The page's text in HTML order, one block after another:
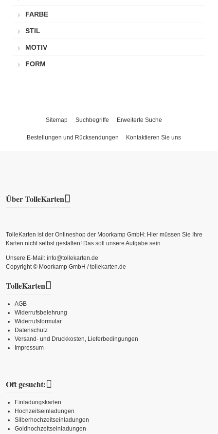
FARBE
STIL
MOTIV
FORM
Sitemap Suchbegriffe Erweiterte Suche
Bestellungen und Rücksendungen Kontaktieren Sie uns
Über TolleKarten
TolleKarten ist der Onlineshop der Moorkamp GmbH: Hier müssen Sie Ihre
Karten nicht selbst gestalten! Das soll unsere Aufgabe sein.
Unsere E-Mail: info@tollekarten.de
Copyright © Moorkamp GmbH / tollekarten.de
TolleKarten
AGB
Widerrufsbelehrung
Widerrufsformular
Datenschutz
Versand- und Druckkosten, Lieferbedingungen
Impressum
Oft gesucht:
Einladungskarten
Hochzeitseinladungen
Silberhochzeitseinladungen
Goldhochzeitseinladungen